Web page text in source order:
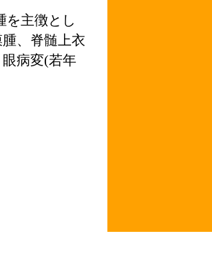
を主徴とし
、脊髄上衣
病変(若年